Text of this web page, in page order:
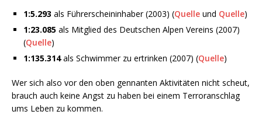
1:5.293 als Führerscheininhaber (2003) (Quelle und Quelle)
1:23.085 als Mitglied des Deutschen Alpen Vereins (2007)
(Quelle)
1:135.314als Schwimmer zu ertrinken (2007) (Quelle)
Wer sich also vor den oben gennanten Aktivitäten nicht scheut,
brauch auch keine Angst zu haben bei einem Terroranschlag
ums Leben zu kommen.